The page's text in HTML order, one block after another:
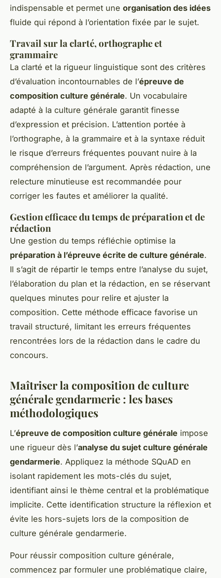
indispensable et permet une organisation des idées
fluide qui répond à l’orientation fixée par le sujet.
Travail sur la clarté, orthographe et
grammaire
La clarté et la rigueur linguistique sont des critères
d’évaluation incontournables de l’épreuve de
composition culture générale. Un vocabulaire
adapté à la culture générale garantit finesse
d’expression et précision. L’attention portée à
l’orthographe, à la grammaire et à la syntaxe réduit
le risque d’erreurs fréquentes pouvant nuire à la
compréhension de l’argument. Après rédaction, une
relecture minutieuse est recommandée pour
corriger les fautes et améliorer la qualité.
Gestion efficace du temps de préparation et de
rédaction
Une gestion du temps réfléchie optimise la
préparation à l’épreuve écrite de culture générale.
Il s’agit de répartir le temps entre l’analyse du sujet,
l’élaboration du plan et la rédaction, en se réservant
quelques minutes pour relire et ajuster la
composition. Cette méthode efficace favorise un
travail structuré, limitant les erreurs fréquentes
rencontrées lors de la rédaction dans le cadre du
concours.
Maîtriser la composition de culture
générale gendarmerie : les bases
méthodologiques
L’épreuve de composition culture générale impose
une rigueur dès l’analyse du sujet culture générale
gendarmerie. Appliquez la méthode SQuAD en
isolant rapidement les mots-clés du sujet,
identifiant ainsi le thème central et la problématique
implicite. Cette identification structure la réflexion et
évite les hors-sujets lors de la composition de
culture générale gendarmerie.
Pour réussir composition culture générale,
commencez par formuler une problématique claire,